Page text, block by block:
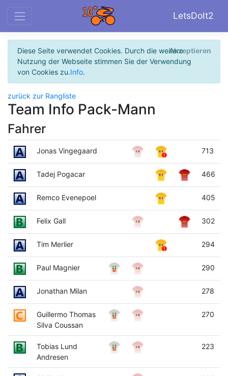
LetsDoIt2
Diese Seite verwendet Cookies. Durch die weitere
Nutzung der Webseite stimmen Sie der Verwendung
von Cookies zu.Info.
Akzeptieren
zurück zur Rangliste
Team Info Pack-Mann
Fahrer
Jonas Vingegaard 713
Tadej Pogacar 466
Remco Evenepoel 405
Felix Gall 302
Tim Merlier 294
Paul Magnier 290
Jonathan Milan 278
Guillermo Thomas
Silva Coussan
270
Tobias Lund
Andresen
223